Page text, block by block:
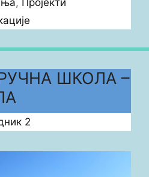
, Пројекти
ШКОЛА –
2